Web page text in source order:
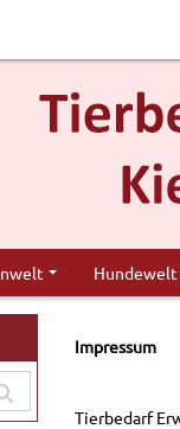
Hundewelt
Impressum
Tierbedarf